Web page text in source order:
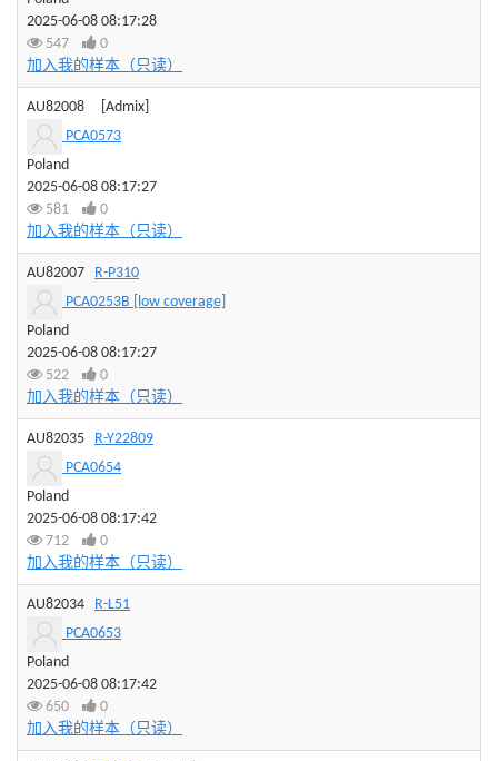
2025-06-08 08:17:28
547
0
加入我的样本（只读）
AU82008
[Admix]
PCA0573
Poland
2025-06-08 08:17:27
581
0
加入我的样本（只读）
AU82007 R-P310
PCA0253B [low coverage]
Poland
2025-06-08 08:17:27
522
0
加入我的样本（只读）
AU82035 R-Y22809
PCA0654
Poland
2025-06-08 08:17:42
712
0
加入我的样本（只读）
AU82034 R-L51
PCA0653
Poland
2025-06-08 08:17:42
650
0
加入我的样本（只读）